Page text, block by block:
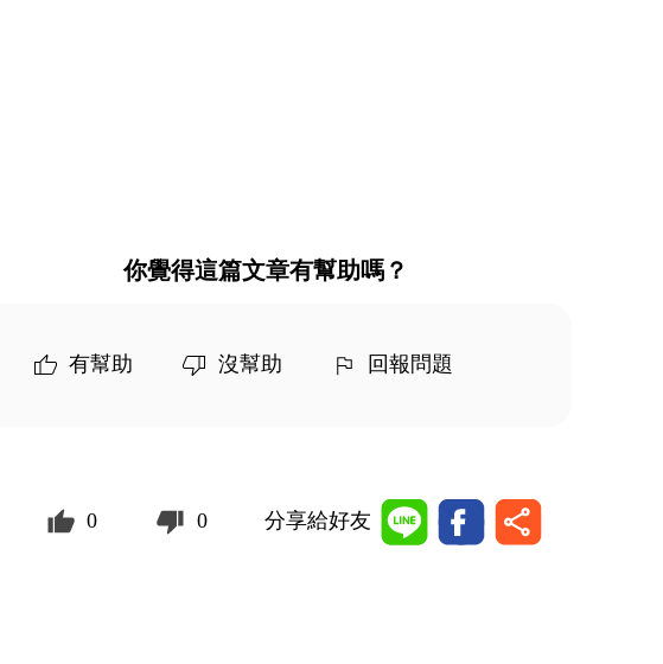
你覺得這篇文章有幫助嗎？
有幫助 沒幫助 回報問題
0 0 分享給好友